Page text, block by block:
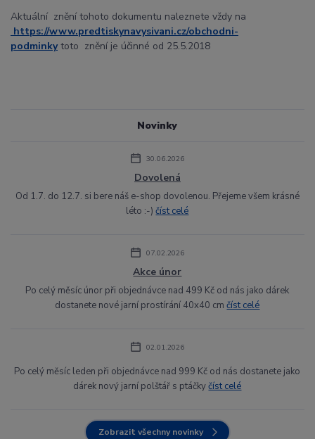
Novinky
30.06.2026
Dovolená
Od 1.7. do 12.7. si bere náš e-shop dovolenou. Přejeme všem krásné
léto :-)číst celé
07.02.2026
Akce únor
Po celý měsíc únor při objednávce nad 499 Kč od nás jako dárek
dostanete nové jarní prostírání 40x40 cmčíst celé
02.01.2026
Po celý měsíc leden při objednávce nad 999 Kč od nás dostanete jako
dárek nový jarní polštář s ptáčkyčíst celé
Zobrazit všechny novinky
Aktuální znění tohoto dokumentu naleznete vždy na
https://www.predtiskynavysivani.cz/obchodni-
podminkytoto znění je účinné od 25.5.2018